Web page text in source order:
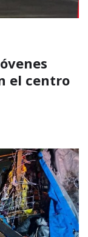
el centro